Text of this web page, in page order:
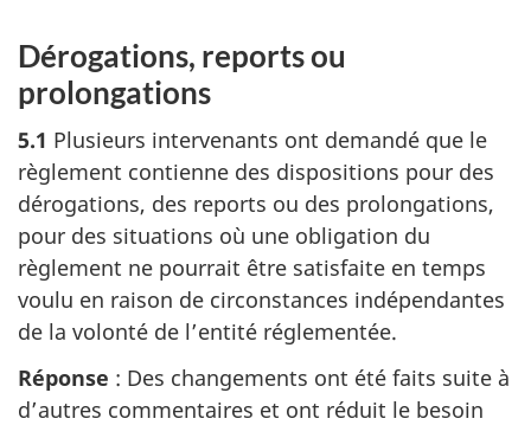
Dérogations, reports ou
prolongations
5.1 Plusieurs intervenants ont demandé que le
règlement contienne des dispositions pour des
dérogations, des reports ou des prolongations,
pour des situations où une obligation du
règlement ne pourrait être satisfaite en temps
voulu en raison de circonstances indépendantes
de la volonté de l’entité réglementée.
Réponse : Des changements ont été faits suite à
d’autres commentaires et ont réduit le besoin